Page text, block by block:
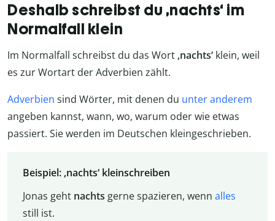
Deshalb schreibst du ‚nachts‘ im
Normalfall klein
Im Normalfall schreibst du das Wort ‚nachts‘ klein, weil
es zur Wortart der Adverbien zählt.
Adverbien sind Wörter, mit denen du unter anderem
angeben kannst, wann, wo, warum oder wie etwas
passiert. Sie werden im Deutschen kleingeschrieben.
Beispiel: ‚nachts‘ kleinschreiben
Jonas geht nachts gerne spazieren, wenn alles
still ist.